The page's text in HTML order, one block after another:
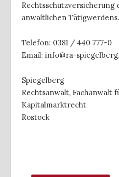
Rechtsschutzversicherung
anwaltlichen Tätigwerdens.
Telefon: 0381 / 440 777-0
Email: info@ra-
Spiegelberg
Rechtsanwalt, Fachanwalt
Kapitalmarktrecht
Rostock